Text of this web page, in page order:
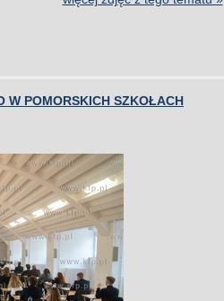
W POMORSKICH SZKOŁACH